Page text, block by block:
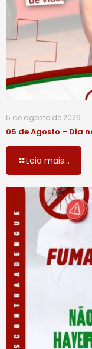
5 de agosto de 2026
05 de Agosto – Dia
Leia mais...